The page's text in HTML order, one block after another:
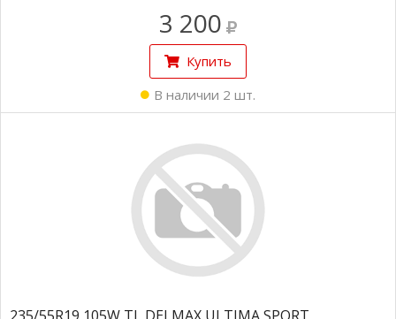
3 200
Купить
В наличии 2 шт.